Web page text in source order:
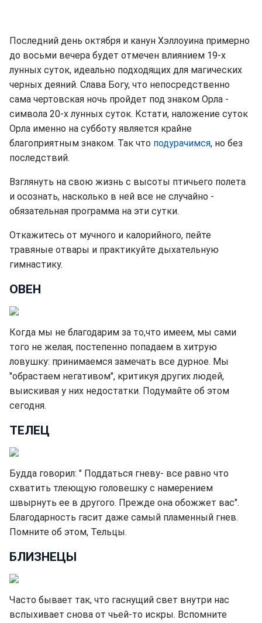
Последний день октября и канун Хэллоуина примерно
до восьми вечера будет отмечен влиянием 19-х
лунных суток, идеально подходящих для магических
черных деяний. Слава Богу, что непосредственно
сама чертовская ночь пройдет под знаком Орла -
символа 20-х лунных суток. Кстати, наложение суток
Орла именно на субботу является крайне
благоприятным знаком. Так что подурачимся, но без
последствий.
Взглянуть на свою жизнь с высоты птичьего полета
и осознать, насколько в ней все не случайно -
обязательная программа на эти сутки.
Откажитесь от мучного и калорийного, пейте
травяные отвары и практикуйте дыхательную
гимнастику.
ОВЕН
Когда мы не благодарим за то,что имеем, мы сами
того не желая, постепенно попадаем в хитрую
ловушку: принимаемся замечать все дурное. Мы
"обрастаем негативом", критикуя других людей,
выискивая у них недостатки. Подумайте об этом
сегодня.
ТЕЛЕЦ
Будда говорил: " Поддаться гневу- все равно что
схватить тлеющую головешку с намерением
швырнуть ее в другого. Прежде она обожжет вас".
Благодарность гасит даже самый пламенный гнев.
Помните об этом, Тельцы.
БЛИЗНЕЦЫ
Часто бывает так, что гаснущий свет внутри нас
вспыхивает снова от чьей-то искры. Вспомните